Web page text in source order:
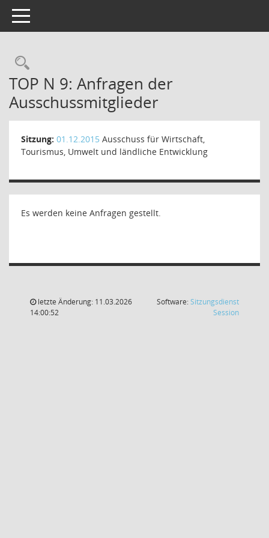
Toggle navigation
Rechercheauswahl
TOP N 9: Anfragen der
Ausschussmitglieder
Sitzung: 01.12.2015 Ausschuss für Wirtschaft,
Tourismus, Umwelt und ländliche Entwicklung
Es werden keine Anfragen gestellt.
letzte Änderung: 11.03.2026
14:00:52
Software:Sitzungsdienst
Session(Wird in